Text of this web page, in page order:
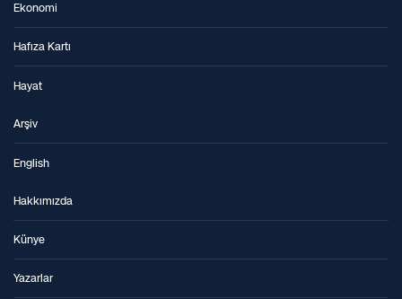
Ekonomi
Hafıza Kartı
Hayat
Arşiv
English
Hakkımızda
Künye
Yazarlar